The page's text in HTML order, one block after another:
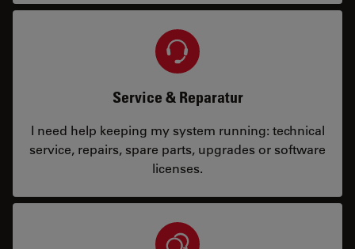
Service & Reparatur
I need help keeping my system running: technical
service, repairs, spare parts, upgrades or software
licenses.